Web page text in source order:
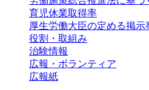
育児休業取得率
厚生労働大臣の定める掲示
役割・取組み
治験情報
広報・ ボランティア
広報紙